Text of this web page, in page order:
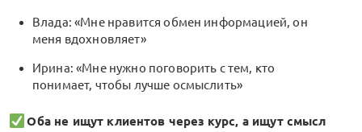
Влада: «Мне нравится обмен информацией, он
меня вдохновляет»
Ирина: «Мне нужно поговорить с тем, кто
понимает, чтобы лучше осмыслить»
Оба не ищут клиентов через курс, а ищут смысл